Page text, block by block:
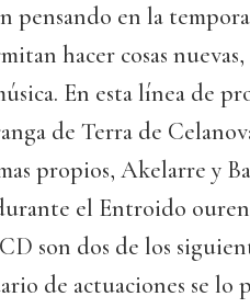
pensando en la
hacer cosas
En esta línea de
de Terra de
propios, Akelarre y
el Entroido
son dos de los
de actuaciones se lo